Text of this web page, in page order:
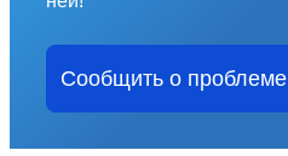
Сообщить о проблеме